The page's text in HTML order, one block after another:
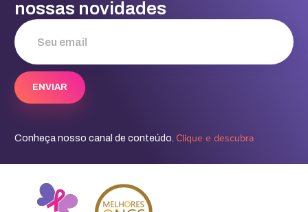
nossas novidades
Conheça nosso canal de conteúdo. Clique e descubra